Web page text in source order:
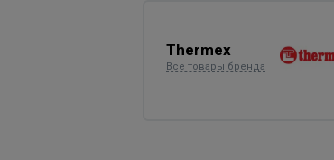
Thermex
Все товары бренда